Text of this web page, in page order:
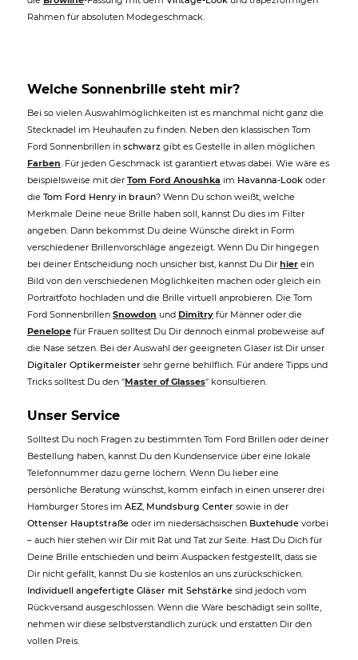
Rahmen für absoluten Modegeschmack.
Welche Sonnenbrille steht mir?
Bei so vielen Auswahlmöglichkeiten ist es manchmal nicht ganz die
Stecknadel im Heuhaufen zu finden. Neben den klassischen Tom
Ford Sonnenbrillen in schwarz gibt es Gestelle in allen möglichen
Farben. Für jeden Geschmack ist garantiert etwas dabei. Wie wäre es
beispielsweise mit der Tom Ford Anoushka im Havanna-Look oder
die Tom Ford Henry in braun? Wenn Du schon weißt, welche
Merkmale Deine neue Brille haben soll, kannst Du dies im Filter
angeben. Dann bekommst Du deine Wünsche direkt in Form
verschiedener Brillenvorschläge angezeigt. Wenn Du Dir hingegen
bei deiner Entscheidung noch unsicher bist, kannst Du Dir hier ein
Bild von den verschiedenen Möglichkeiten machen oder gleich ein
Portraitfoto hochladen und die Brille virtuell anprobieren. Die Tom
Ford Sonnenbrillen Snowdon und Dimitry für Männer oder die
Penelope für Frauen solltest Du Dir dennoch einmal probeweise auf
die Nase setzen. Bei der Auswahl der geeigneten Gläser ist Dir unser
Digitaler Optikermeister sehr gerne behilflich. Für andere Tipps und
Tricks solltest Du den "Master of Glasses" konsultieren.
Unser Service
Solltest Du noch Fragen zu bestimmten Tom Ford Brillen oder deiner
Bestellung haben, kannst Du den Kundenservice über eine lokale
Telefonnummer dazu gerne löchern. Wenn Du lieber eine
persönliche Beratung wünschst, komm einfach in einen unserer drei
Hamburger Stores im AEZ, Mundsburg Center sowie in der
Ottenser Hauptstraße oder im niedersächsischen Buxtehude vorbei
– auch hier stehen wir Dir mit Rat und Tat zur Seite. Hast Du Dich für
Deine Brille entschieden und beim Auspacken festgestellt, dass sie
Dir nicht gefällt, kannst Du sie kostenlos an uns zurückschicken.
Individuell angefertigte Gläser mit Sehstärke sind jedoch vom
Rückversand ausgeschlossen. Wenn die Ware beschädigt sein sollte,
nehmen wir diese selbstverständlich zurück und erstatten Dir den
vollen Preis.